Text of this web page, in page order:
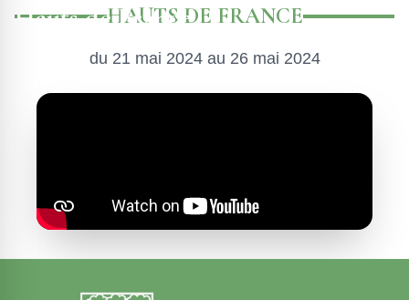
Hauts de FranceHAUTS DE FRANCE
du 21 mai 2024 au 26 mai 2024